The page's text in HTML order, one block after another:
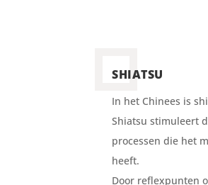
SHIATSU
In het Chinees is
Shiatsu stimuleert
processen die het
heeft.
Door reflexpunten